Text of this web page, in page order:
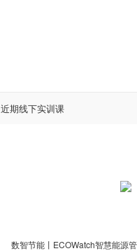
近期线下实训课
数智节能丨ECOWatch智慧能源